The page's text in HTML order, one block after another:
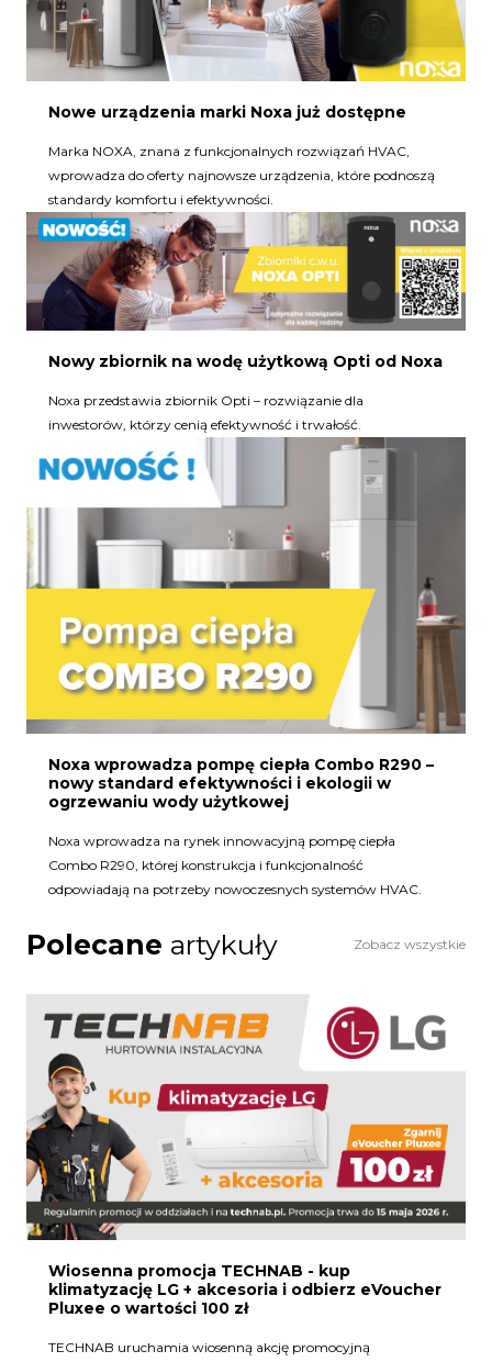
Nowe urządzenia marki Noxa już dostępne
Marka NOXA, znana z funkcjonalnych rozwiązań HVAC,
wprowadza do oferty najnowsze urządzenia, które podnoszą
standardy komfortu i efektywności.
Nowy zbiornik na wodę użytkową Opti od Noxa
Noxa przedstawia zbiornik Opti – rozwiązanie dla
inwestorów, którzy cenią efektywność i trwałość.
Noxa wprowadza pompę ciepła Combo R290 –
nowy standard efektywności i ekologii w
ogrzewaniu wody użytkowej
Noxa wprowadza na rynek innowacyjną pompę ciepła
Combo R290, której konstrukcja i funkcjonalność
odpowiadają na potrzeby nowoczesnych systemów HVAC.
Polecane artykuły Zobacz wszystkie
Wiosenna promocja TECHNAB - kup
klimatyzację LG + akcesoria i odbierz eVoucher
Pluxee o wartości 100 zł
TECHNAB uruchamia wiosenną akcję promocyjną